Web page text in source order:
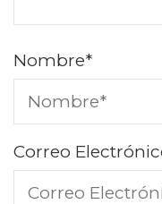
Nombre*
Correo